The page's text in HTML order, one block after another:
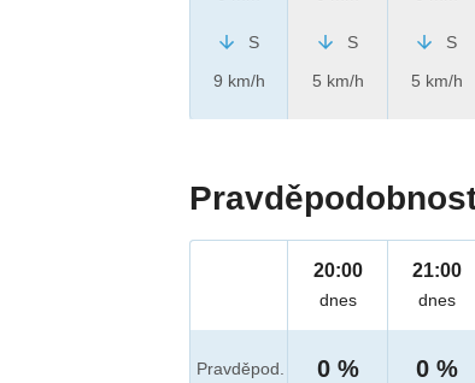
S
9 km/h
S
5 km/h
S
5 km/h
Pravděpod.
20:00
dnes
0 %
21:00
dnes
0 %